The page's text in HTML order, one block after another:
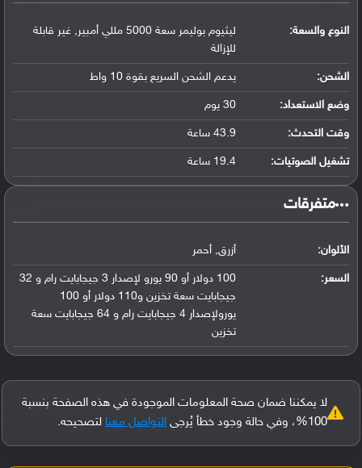
النوع والسعة:
ليثيوم بوليمر سعة 5000 مللي أمبير, غير قابلة
للإزالة
الشحن: يدعم الشحن السريع بقوة 10 واط
وضع الاستعداد: 30 يوم
وقت التحدث: 43.9 ساعة
تشغيل الصوتيات: 19.4 ساعة
‏متفرقات‏
الألوان: أزرق, أحمر
السعر:
100 دولار أو 90 يورو لإصدار 3 جيجابايت رام و 32
جيجابايت سعة تخزين و110 دولار أو 100
يورولإصدار 4 جيجابايت رام و 64 جيجابايت سعة
تخزين
لا يمكننا ضمان صحة المعلومات الموجودة في هذه الصفحة بنسبة
100%، وفي حالة وجود خطأ يُرجى
التواصل معنا لتصحيحه.